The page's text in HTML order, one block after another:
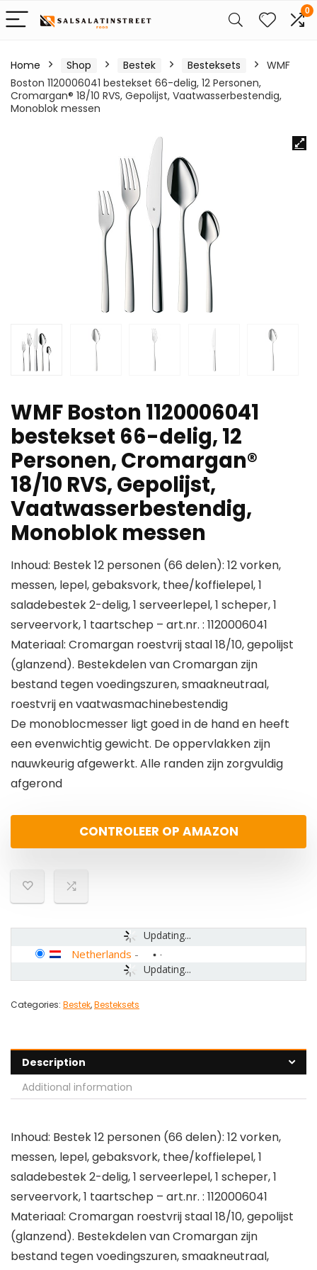
0
Home Shop Bestek Besteksets
WMF
Boston 1120006041 bestekset 66-delig, 12 Personen,
Cromargan® 18/10 RVS, Gepolijst, Vaatwasserbestendig,
Monoblok messen
WMF Boston 1120006041
bestekset 66-delig, 12
Personen, Cromargan®
18/10 RVS, Gepolijst,
Vaatwasserbestendig,
Monoblok messen
Inhoud: Bestek 12 personen (66 delen): 12 vorken,
messen, lepel, gebaksvork, thee/koffielepel, 1
saladebestek 2-delig, 1 serveerlepel, 1 scheper, 1
serveervork, 1 taartschep – art.nr. : 1120006041
Materiaal: Cromargan roestvrij staal 18/10, gepolijst
(glanzend). Bestekdelen van Cromargan zijn
bestand tegen voedingszuren, smaakneutraal,
roestvrij en vaatwasmachinebestendig
De monoblocmesser ligt goed in de hand en heeft
een evenwichtig gewicht. De oppervlakken zijn
nauwkeurig afgewerkt. Alle randen zijn zorgvuldig
afgerond
CONTROLEER OP AMAZON
Updating...
Updating...
Netherlands -
Categories: Bestek,Besteksets
Description
Additional information
Inhoud: Bestek 12 personen (66 delen): 12 vorken,
messen, lepel, gebaksvork, thee/koffielepel, 1
saladebestek 2-delig, 1 serveerlepel, 1 scheper, 1
serveervork, 1 taartschep – art.nr. : 1120006041
Materiaal: Cromargan roestvrij staal 18/10, gepolijst
(glanzend). Bestekdelen van Cromargan zijn
bestand tegen voedingszuren, smaakneutraal,